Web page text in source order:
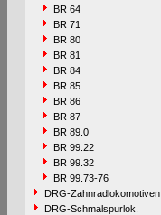
BR 64
BR 71
BR 80
BR 81
BR 84
BR 85
BR 86
BR 87
BR 89.0
BR 99.22
BR 99.32
BR 99.73-76
DRG-Zahnradlokomotiven
DRG-Schmalspurlok.